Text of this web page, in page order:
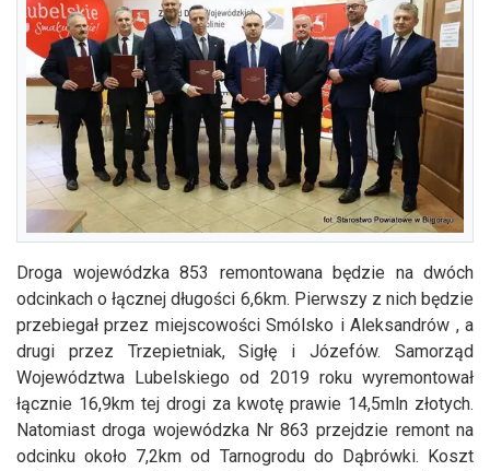
Droga wojewódzka 853 remontowana będzie na dwóch
odcinkach o łącznej długości 6,6km. Pierwszy z nich będzie
przebiegał przez miejscowości Smólsko i Aleksandrów , a
drugi przez Trzepietniak, Sigłę i Józefów. Samorząd
Województwa Lubelskiego od 2019 roku wyremontował
łącznie 16,9km tej drogi za kwotę prawie 14,5mln złotych.
Natomiast droga wojewódzka Nr 863 przejdzie remont na
odcinku około 7,2km od Tarnogrodu do Dąbrówki. Koszt